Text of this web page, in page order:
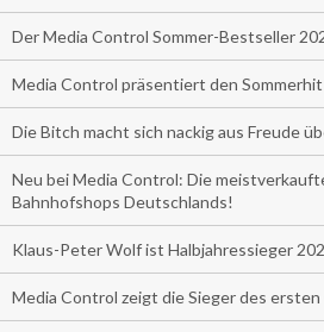
Der Media Control Sommer-Bestseller
Media Control präsentiert den
Die Bitch macht sich nackig aus Freude
Neu bei Media Control: Die
Bahnhofshops Deutschlands!
Klaus-Peter Wolf ist Halbjahressieger
Media Control zeigt die Sieger des